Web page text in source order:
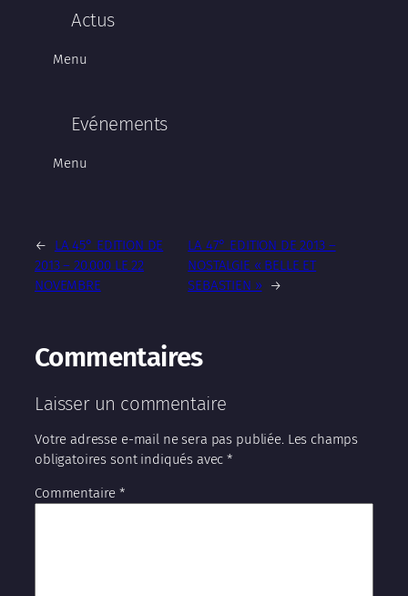
Actus
Menu
Evénements
Menu
←
LA 45° EDITION DE
2013 – 20.000 LE 22
NOVEMBRE
LA 47° EDITION DE 2013 –
NOSTALGIE « BELLE ET
SEBASTIEN » →
Commentaires
Laisser un commentaire
Votre adresse e-mail ne sera pas publiée. Les champs
obligatoires sont indiqués avec*
Commentaire*